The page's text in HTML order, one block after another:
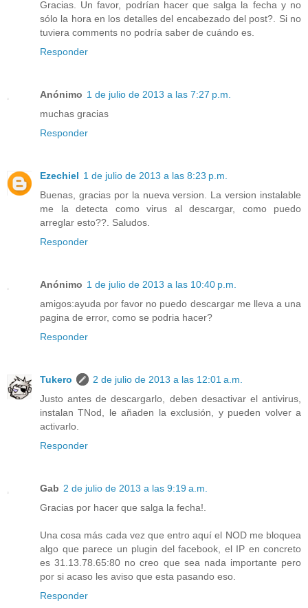
Gracias. Un favor, podrían hacer que salga la fecha y no
sólo la hora en los detalles del encabezado del post?. Si no
tuviera comments no podría saber de cuándo es.
Responder
Anónimo 1 de julio de 2013 a las 7:27 p.m.
muchas gracias
Responder
Ezechiel 1 de julio de 2013 a las 8:23 p.m.
Buenas, gracias por la nueva version. La version instalable
me la detecta como virus al descargar, como puedo
arreglar esto??. Saludos.
Responder
Anónimo 1 de julio de 2013 a las 10:40 p.m.
amigos:ayuda por favor no puedo descargar me lleva a una
pagina de error, como se podria hacer?
Responder
Tukero
2 de julio de 2013 a las 12:01 a.m.
Justo antes de descargarlo, deben desactivar el antivirus,
instalan TNod, le añaden la exclusión, y pueden volver a
activarlo.
Responder
Gab 2 de julio de 2013 a las 9:19 a.m.
Gracias por hacer que salga la fecha!.
Una cosa más cada vez que entro aquí el NOD me bloquea
algo que parece un plugin del facebook, el IP en concreto
es 31.13.78.65:80 no creo que sea nada importante pero
por si acaso les aviso que esta pasando eso.
Responder